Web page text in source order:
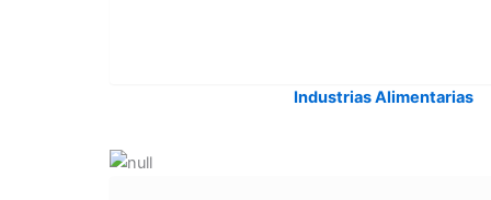
Industrias Alimentarias